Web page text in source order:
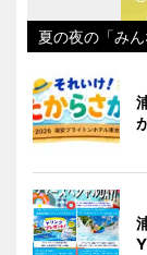
夏の夜の「み